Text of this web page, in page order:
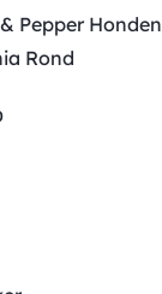
Pepper
Rond